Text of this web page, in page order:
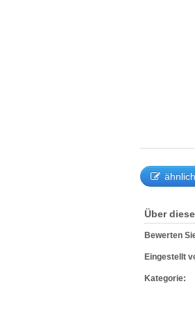
Über
Bewerten
Eingestellt
Kategorie: